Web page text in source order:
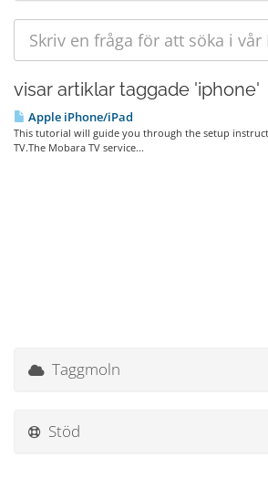
visar artiklar taggade 'iphone'
Apple iPhone/iPad
This tutorial will guide you through the setup
TV.The Mobara TV service...
Taggmoln
Stöd